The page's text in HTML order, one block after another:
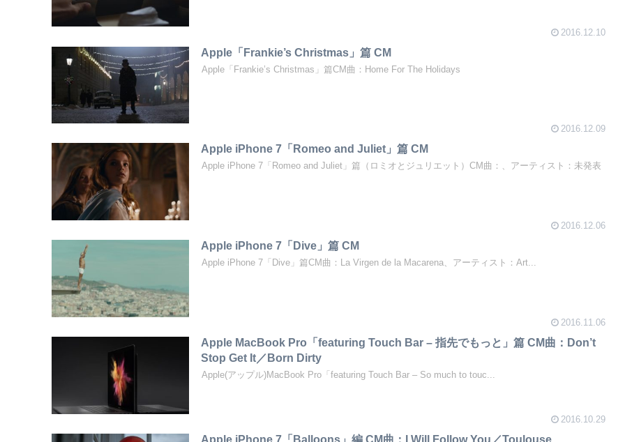
2016.12.10
Apple「Frankie’s Christmas」篇 CM
Apple「Frankie’s Christmas」篇CM曲：Home For The Holidays
2016.12.09
Apple iPhone 7「Romeo and Juliet」篇 CM
Apple iPhone 7「Romeo and Juliet」篇（ロミオとジュリエット）CM曲：、アーティスト：未発表
2016.12.06
Apple iPhone 7「Dive」篇 CM
Apple iPhone 7「Dive」篇CM曲：La Virgen de la Macarena、アーティスト：Art...
2016.11.06
Apple MacBook Pro「featuring Touch Bar – 指先でもっと」篇 CM曲：Don’t
Stop Get It／Born Dirty
Apple(アップル)MacBook Pro「featuring Touch Bar – So much to touc...
2016.10.29
Apple iPhone 7「Balloons」編 CM曲：I Will Follow You／Toulouse